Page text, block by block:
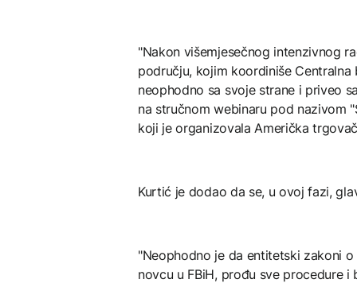
"Nakon višemjesečnog intenzivnog
području, kojim koordiniše
neophodno sa svoje strane i priveo
na stručnom webinaru pod nazivom
koji je organizovala Američka
Kurtić je dodao da se, u ovoj fazi,
"Neophodno je da entitetski zakoni
novcu u FBiH, prođu sve procedure i